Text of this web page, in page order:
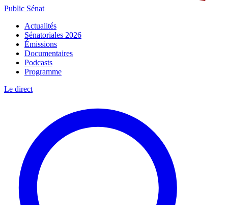
Public Sénat
Actualités
Sénatoriales 2026
Émissions
Documentaires
Podcasts
Programme
Le direct